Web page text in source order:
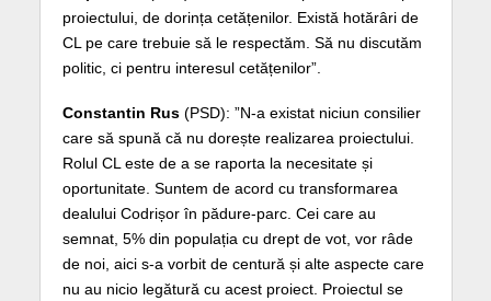
proiectului, de dorința cetățenilor. Există hotărâri de
CL pe care trebuie să le respectăm. Să nu discutăm
politic, ci pentru interesul cetățenilor”.
Constantin Rus(PSD): ”N-a existat niciun consilier
care să spună că nu dorește realizarea proiectului.
Rolul CL este de a se raporta la necesitate și
oportunitate. Suntem de acord cu transformarea
dealului Codrișor în pădure-parc. Cei care au
semnat, 5% din populația cu drept de vot, vor râde
de noi, aici s-a vorbit de centură și alte aspecte care
nu au nicio legătură cu acest proiect. Proiectul se